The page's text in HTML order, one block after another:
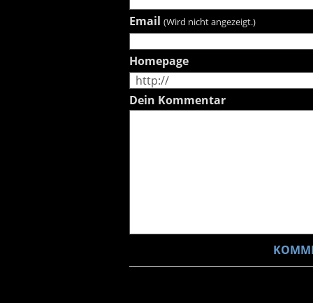
Email (Wird nicht angezeigt.)
Homepage
Dein Kommentar